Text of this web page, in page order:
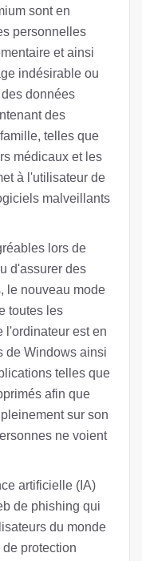
sont en
personnelles
et ainsi
indésirable ou
données
des
telles que
médicaux et les
à l'utilisateur de
malveillants
lors de
d'assurer des
le nouveau mode
toutes les
l'ordinateur est en
de Windows ainsi
telles que
afin que
sur son
ne voient
artificielle (IA)
de phishing qui
du monde
protection